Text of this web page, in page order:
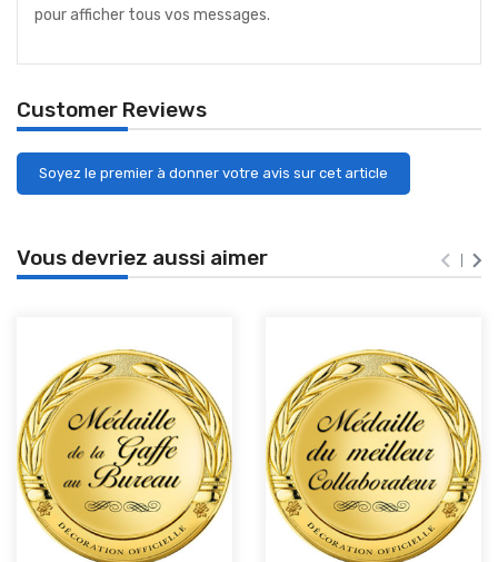
pour afficher tous vos messages.
Customer Reviews
Soyez le premier à donner votre avis sur cet article
Vous devriez aussi aimer  